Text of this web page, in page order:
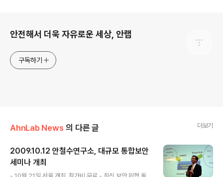
안전해서 더욱 자유로운 세상, 안랩
구독하기
AhnLab News 의 다른 글 더보기
2009.10.12 안철수연구소, 대규모 통합보안
세미나 개최